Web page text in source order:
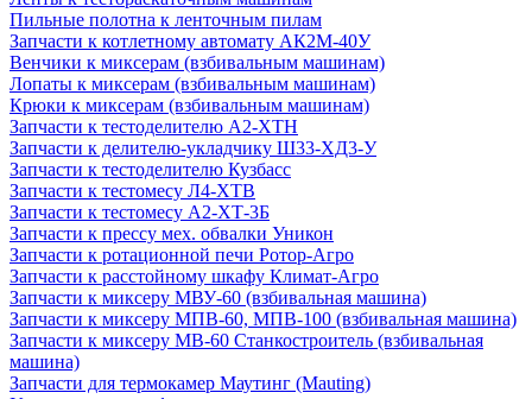
Пильные полотна к ленточным пилам
Запчасти к котлетному автомату АК2М-40У
Венчики к миксерам (взбивальным машинам)
Лопаты к миксерам (взбивальным машинам)
Крюки к миксерам (взбивальным машинам)
Запчасти к тестоделителю А2-ХТН
Запчасти к делителю-укладчику Ш33-ХД3-У
Запчасти к тестоделителю Кузбасс
Запчасти к тестомесу Л4-ХТВ
Запчасти к тестомесу А2-ХТ-3Б
Запчасти к прессу мех. обвалки Уникон
Запчасти к ротационной печи Ротор-Агро
Запчасти к расстойному шкафу Климат-Агро
Запчасти к миксеру МВУ-60 (взбивальная машина)
Запчасти к миксеру МПВ-60, МПВ-100 (взбивальная машина)
Запчасти к миксеру МВ-60 Станкостроитель (взбивальная
машина)
Запчасти для термокамер Маутинг (Mauting)